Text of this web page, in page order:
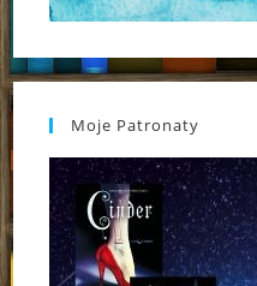
Moje Patronaty